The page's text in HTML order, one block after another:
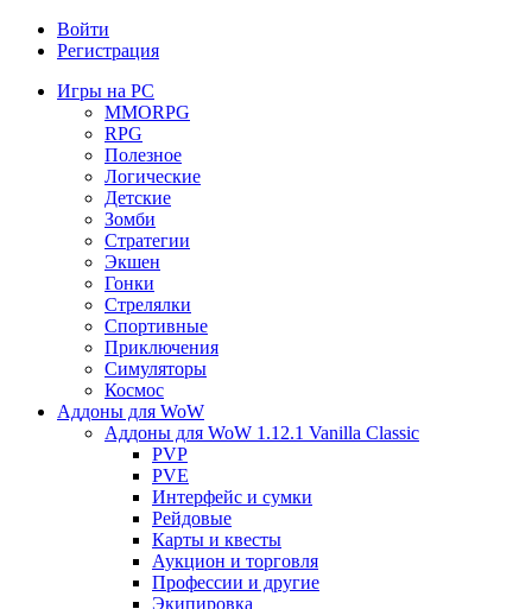
Войти
Регистрация
Игры на PC
MMORPG
RPG
Полезное
Логические
Детские
Зомби
Стратегии
Экшен
Гонки
Стрелялки
Спортивные
Приключения
Симуляторы
Космос
Аддоны для WoW
Аддоны для WoW 1.12.1 Vanilla Classic
PVP
PVE
Интерфейс и сумки
Рейдовые
Карты и квесты
Аукцион и торговля
Профессии и другие
Экипировка